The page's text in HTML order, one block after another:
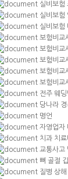
실비보험
실비보험
실비보험
보험비교
보험비교
보험비교
보험비교
보험비교
전주 웨딩
당나라
명언
자영업자
치과 치
교통사고
뼈 골절
질병 상